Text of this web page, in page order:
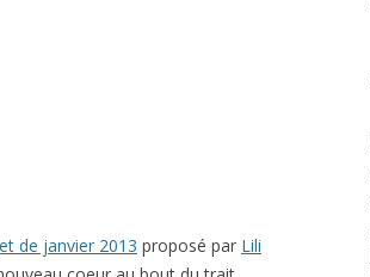
de janvier 2013 proposé par Lili